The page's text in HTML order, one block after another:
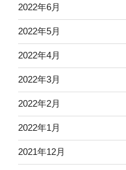
2022年6月
2022年5月
2022年4月
2022年3月
2022年2月
2022年1月
2021年12月